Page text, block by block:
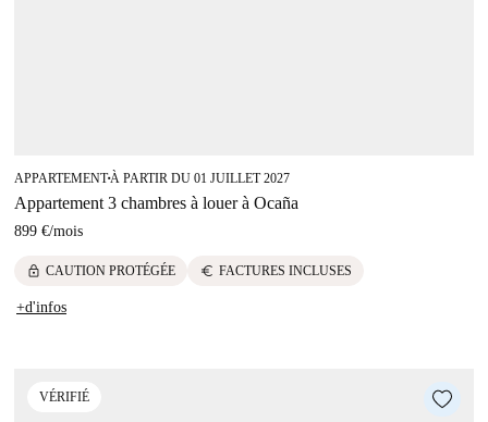
APPARTEMENT■À PARTIR DU 01 JUILLET 2027
Appartement 3 chambres à louer à Ocaña
899 €/mois
lock CAUTION PROTÉGÉE euro FACTURES INCLUSES
+d'infos
VÉRIFIÉ